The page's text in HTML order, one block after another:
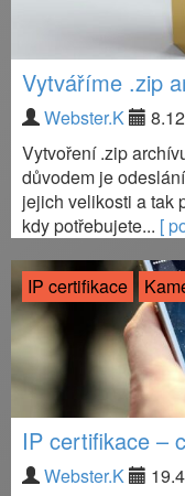
Vytváříme .zip
Webster.K
Vytvoření .zip
důvodem je
jejich velikosti a tak
kdy potřebujete... [
IP certifikace
IP certifikace –
Webster.K